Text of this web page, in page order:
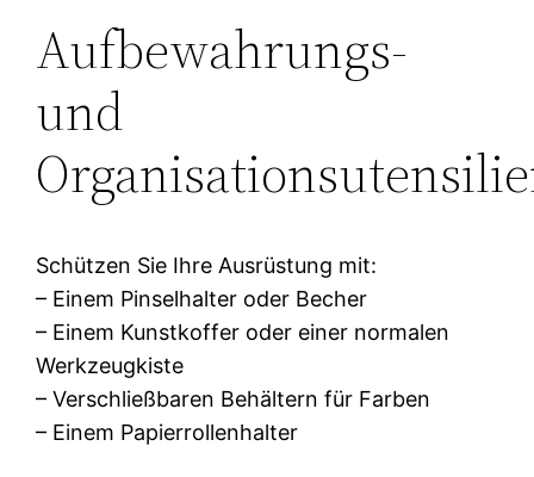
Aufbewahrungs-
und
Schützen Sie Ihre Ausrüstung mit:
– Einem Pinselhalter oder Becher
– Einem Kunstkoffer oder einer normalen
Werkzeugkiste
– Verschließbaren Behältern für Farben
– Einem Papierrollenhalter